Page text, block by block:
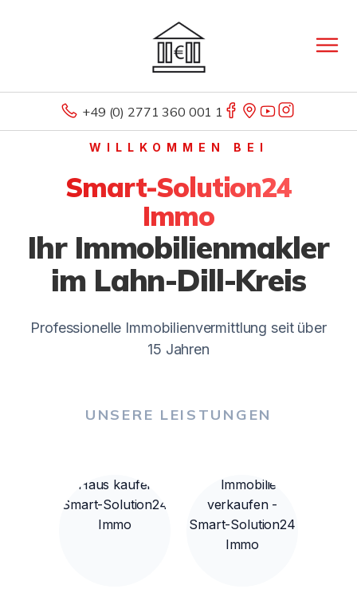
+49 (0) 2771 360 001 1
WILLKOMMEN BEI
Smart-Solution24
Immo
Ihr Immobilienmakler
im Lahn-Dill-Kreis
Professionelle Immobilienvermittlung seit über
15 Jahren
UNSERE LEISTUNGEN